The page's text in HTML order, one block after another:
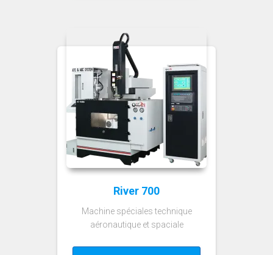
River 700
Machine spéciales technique
aéronautique et spaciale